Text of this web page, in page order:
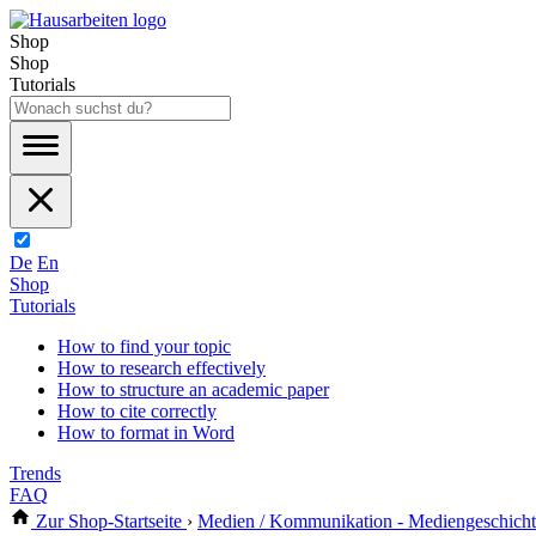
Shop
Shop
Tutorials
De En
Shop
Tutorials
How to find your topic
How to research effectively
How to structure an academic paper
How to cite correctly
How to format in Word
Trends
FAQ
Zur Shop-Startseite › Medien / Kommunikation -